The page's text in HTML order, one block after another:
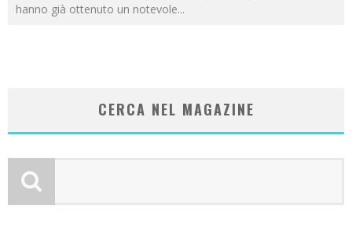
hanno già ottenuto un notevole...
CERCA NEL MAGAZINE